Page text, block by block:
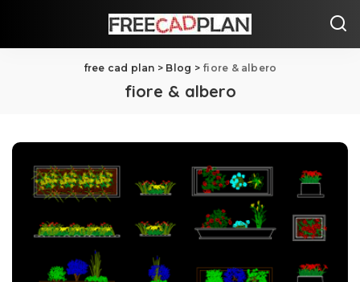
free cad plan > Blog > fiore & albero
fiore & albero